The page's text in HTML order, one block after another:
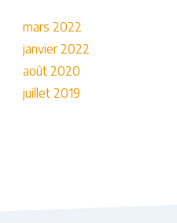
mars 2022
janvier 2022
août 2020
juillet 2019